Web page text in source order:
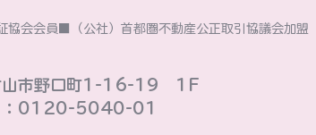
会会員■（公社）首都圏不動産公正取引協議会加盟
山市野口町1-16-19 1F
0120-5040-01